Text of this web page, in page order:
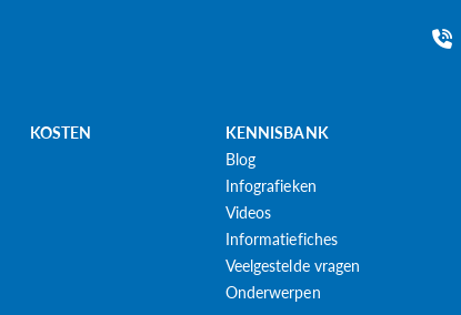
KOSTEN
KENNISBANK
Blog
Infografieken
Videos
Informatiefiches
Veelgestelde vragen
Onderwerpen